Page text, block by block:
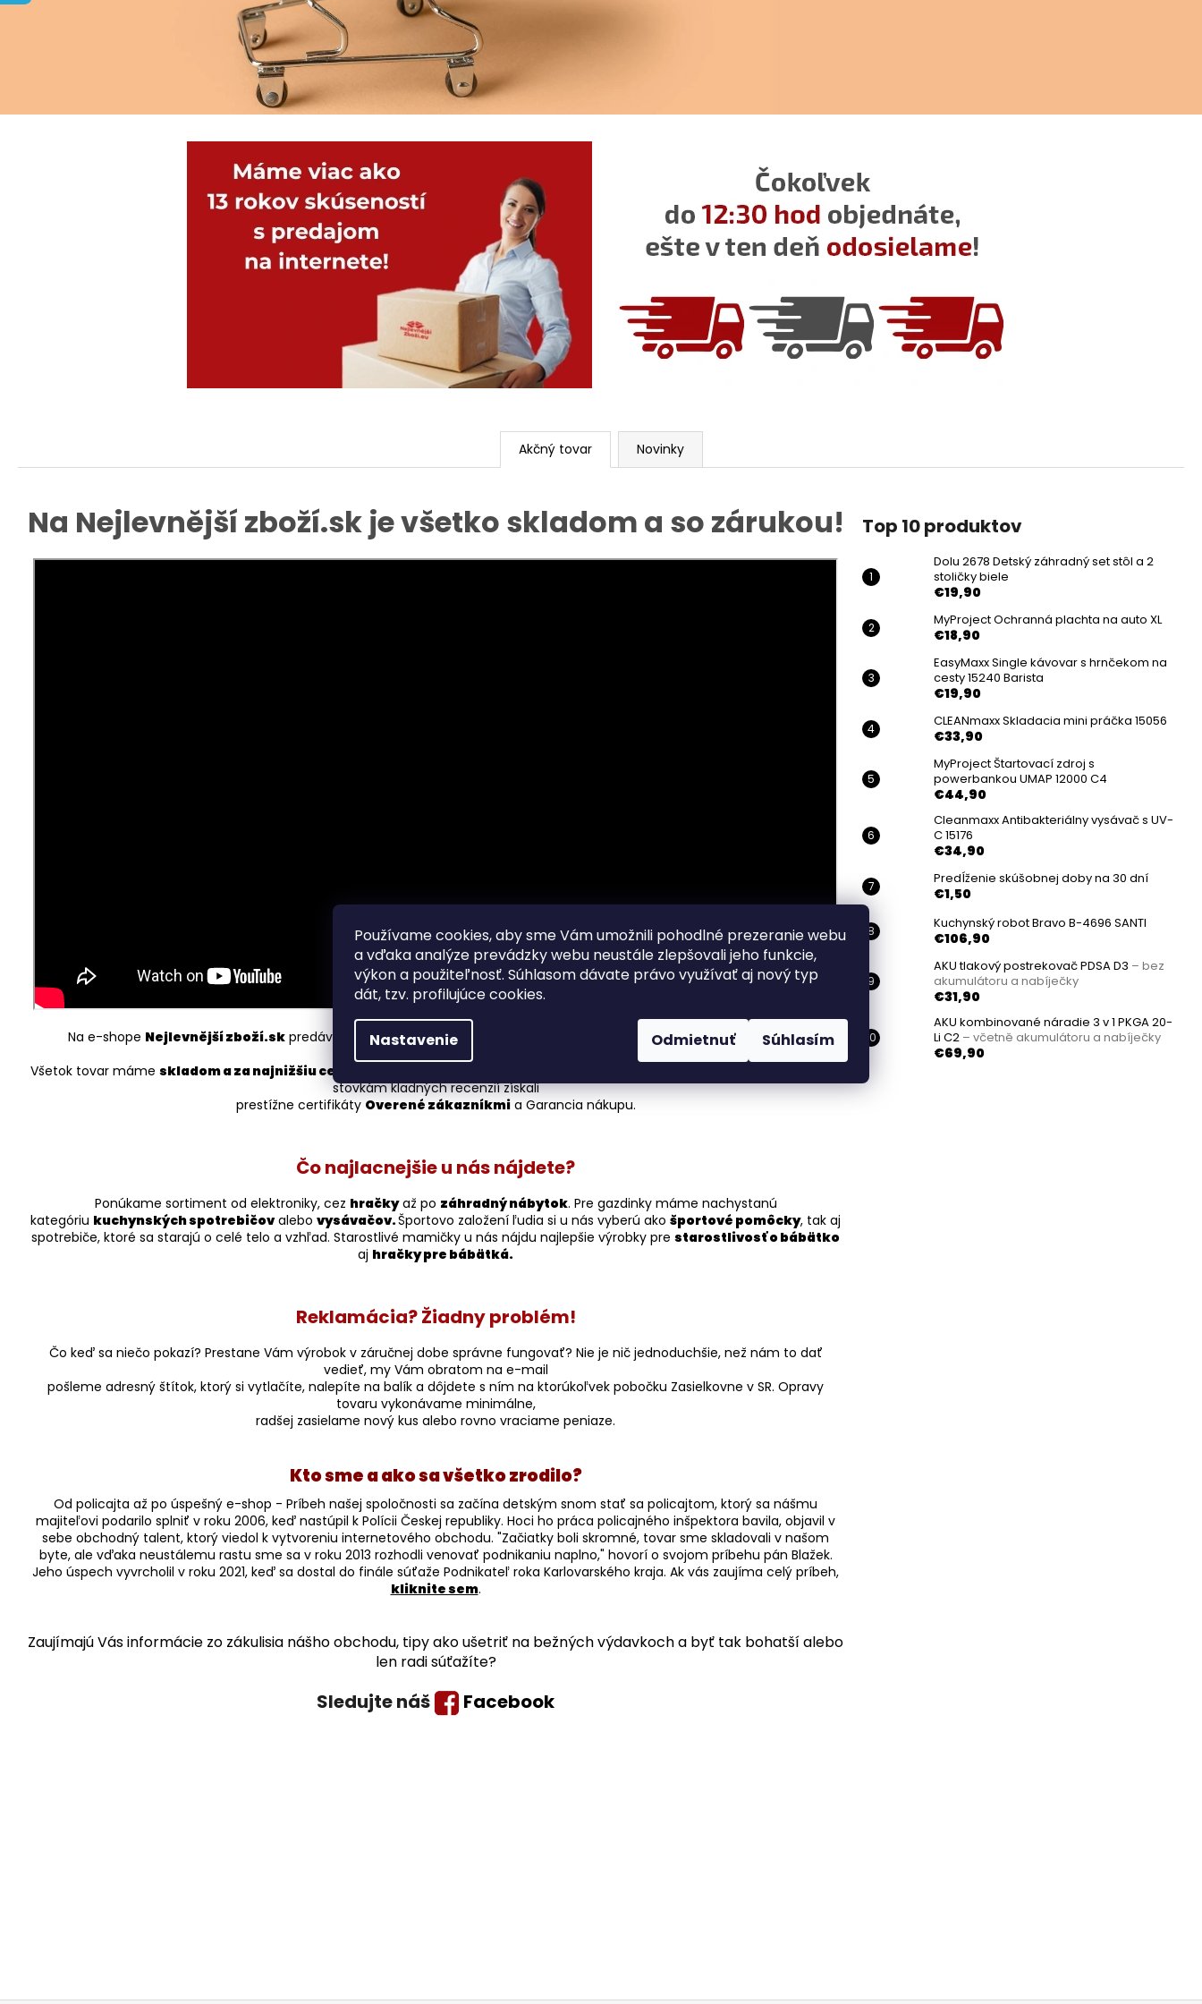
Používame cookies, aby sme Vám umožnili pohodlné prezeranie webu
a vďaka analýze prevádzky webu neustále zlepšovali jeho funkcie,
výkon a použiteľnosť. Súhlasom dávate právo využívať aj nový typ
dát, tzv. profilujúce cookies.
Nastavenie Odmietnuť Súhlasím
Akčný tovar Novinky
Na Nejlevnější zboží.sk je všetko skladom a so zárukou!
Na e-shope Nejlevnější zboží.skpredávame len nový tovar so zákonom stanovenou zárukou aiba od oficiálnych
distribútorov.
Všetok tovar máme skladom a za najnižšiu cenu
stovkám kladných recenzií získali
prestížne certifikáty Overené zákazníkmia Garancia nákupu.
Čo najlacnejšie u nás nájdete?
Ponúkame sortiment od elektroniky, cez hračkyaž po záhradný nábytok. Pre gazdinky máme nachystanú
kategóriu kuchynských spotrebičovalebo vysávačov.Športovo založení ľudia si u nás vyberú ako športové pomôcky, tak aj
spotrebiče, ktoré sa starajú o celé telo a vzhľad. Starostlivé mamičky u nás nájdu najlepšie výrobky pre starostlivosť o bábätko
aj hračky pre bábätká.
Reklamácia? Žiadny problém!
Čo keď sa niečo pokazí? Prestane Vám výrobok v záručnej dobe správne fungovať? Nie je nič jednoduchšie, než nám to dať
vedieť, my Vám obratom na e-mail
pošleme adresný štítok, ktorý si vytlačíte, nalepíte na balík a dôjdete s ním na ktorúkoľvek pobočku Zasielkovne v SR. Opravy
tovaru vykonávame minimálne,
radšej zasielame nový kus alebo rovno vraciame peniaze.
Kto sme a ako sa všetko zrodilo?
Od policajta až po úspešný e-shop - Príbeh našej spoločnosti sa začína detským snom stať sa policajtom, ktorý sa nášmu
majiteľovi podarilo splniť v roku 2006, keď nastúpil k Polícii Českej republiky. Hoci ho práca policajného inšpektora bavila, objavil v
sebe obchodný talent, ktorý viedol k vytvoreniu internetového obchodu. "Začiatky boli skromné, tovar sme skladovali v našom
byte, ale vďaka neustálemu rastu sme sa v roku 2013 rozhodli venovať podnikaniu naplno," hovorí o svojom príbehu pán Blažek.
Jeho úspech vyvrcholil v roku 2021, keď sa dostal do finále súťaže Podnikateľ roka Karlovarského kraja. Ak vás zaujíma celý príbeh,
kliknite sem.
Zaujímajú Vás informácie zo zákulisia nášho obchodu, tipy ako ušetriť na bežných výdavkoch a byť tak bohatší alebo
len radi súťažíte?
Sledujte náš Facebook
Top 10 produktov
Dolu 2678 Detský záhradný set stôl a 2
stoličky biele
€19,90
MyProject Ochranná plachta na auto XL
€18,90
EasyMaxx Single kávovar s hrnčekom na
cesty 15240 Barista
€19,90
CLEANmaxx Skladacia mini práčka 15056
€33,90
MyProject Štartovací zdroj s
powerbankou UMAP 12000 C4
€44,90
Cleanmaxx Antibakteriálny vysávač s UV-
C 15176
€34,90
Predĺženie skúšobnej doby na 30 dní
€1,50
Kuchynský robot Bravo B-4696 SANTI
€106,90
AKU tlakový postrekovač PDSA D3 – bez
akumulátoru a nabíječky
€31,90
AKU kombinované náradie 3 v 1 PKGA 20-
Li C2 – včetně akumulátoru a nabíječky
€69,90
DOLU 2678 DETSKÝ ZÁHRADNÝ
SET STÔL A 2 STOLIČKY BIELE
MYPROJECT OCHRANNÁ PLACHTA
NA AUTO XL